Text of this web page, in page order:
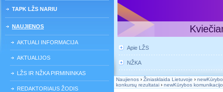
TAPK LŽS NARIU
NAUJIENOS
AKTUALI INFORMACIJA
AKTUALIJOS
LŽS IR NŽKA PIRMININKAS
REDAKTORIAUS ŽODIS
Apie LŽS
NŽKA
Naujienos › Žiniasklaida Lietuvoje ›
konkursų rezultatai › newKūrybos